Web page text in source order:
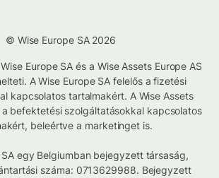
© Wise Europe SA 2026
Europe SA és a Wise Assets Europe AS
A Wise Europe SA felelős a fizetési
kapcsolatos tartalmakért. A Wise Assets
a befektetési szolgáltatásokkal kapcsolatos
beleértve a marketinget is.
SA egy Belgiumban bejegyzett társaság,
száma: 0713629988. Bejegyzett